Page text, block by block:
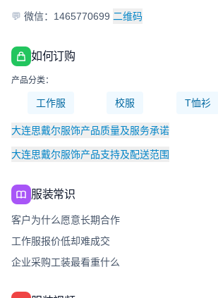
💬 微信：1465770699 二维码
如何订购
产品分类：
工作服 校服 T恤衫
大连思戴尔服饰产品质量及服务承诺
大连思戴尔服饰产品支持及配送范围
服装常识
客户为什么愿意长期合作
工作服报价低却难成交
企业采购工装最看重什么